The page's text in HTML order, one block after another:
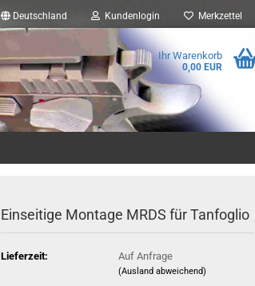
Deutschland Kundenlogin Merkzettel
Ihr Warenkorb
0,00 EUR
Einseitige Montage MRDS für Tanfoglio
Lieferzeit: Auf Anfrage
(Ausland abweichend)